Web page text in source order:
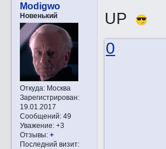
Modigwo
Новенький
Откуда:Москва
Зарегистрирован:
19.01.2017
Сообщений:49
Уважение: +3
Отзывы: +
Последний визит:
UP
0